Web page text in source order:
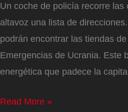
Un coche de policía recorre
altavoz una lista de
podrán encontrar las tiendas
Emergencias de Ucrania. Este
energética que padece la
En
Read More »